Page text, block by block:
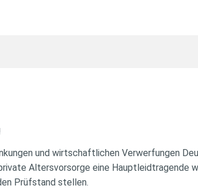
und wirtschaftlichen Verwerfungen
Altersvorsorge eine Hauptleidtragende
Prüfstand stellen.